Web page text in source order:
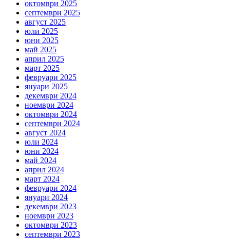
октомври 2025
септември 2025
август 2025
юли 2025
юни 2025
май 2025
април 2025
март 2025
февруари 2025
януари 2025
декември 2024
ноември 2024
октомври 2024
септември 2024
август 2024
юли 2024
юни 2024
май 2024
април 2024
март 2024
февруари 2024
януари 2024
декември 2023
ноември 2023
октомври 2023
септември 2023